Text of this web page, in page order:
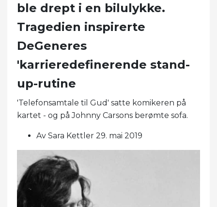
ble drept i en bilulykke.
Tragedien inspirerte
DeGeneres
'karrieredefinerende stand-
up-rutine
'Telefonsamtale til Gud' satte komikeren på
kartet - og på Johnny Carsons berømte sofa.
Av Sara Kettler 29. mai 2019